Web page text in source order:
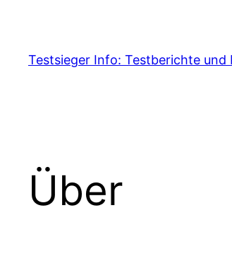
content
Testsieger Info: Testberichte
Über